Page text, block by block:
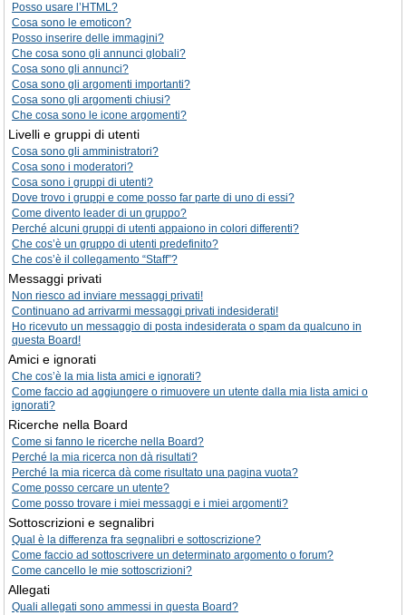
Posso usare l’HTML?
Cosa sono le emoticon?
Posso inserire delle immagini?
Che cosa sono gli annunci globali?
Cosa sono gli annunci?
Cosa sono gli argomenti importanti?
Cosa sono gli argomenti chiusi?
Che cosa sono le icone argomenti?
Livelli e gruppi di utenti
Cosa sono gli amministratori?
Cosa sono i moderatori?
Cosa sono i gruppi di utenti?
Dove trovo i gruppi e come posso far parte di uno di essi?
Come divento leader di un gruppo?
Perché alcuni gruppi di utenti appaiono in colori differenti?
Che cos’è un gruppo di utenti predefinito?
Che cos’è il collegamento “Staff”?
Messaggi privati
Non riesco ad inviare messaggi privati!
Continuano ad arrivarmi messaggi privati indesiderati!
Ho ricevuto un messaggio di posta indesiderata o spam da qualcuno in
questa Board!
Amici e ignorati
Che cos’è la mia lista amici e ignorati?
Come faccio ad aggiungere o rimuovere un utente dalla mia lista amici o
ignorati?
Ricerche nella Board
Come si fanno le ricerche nella Board?
Perché la mia ricerca non dà risultati?
Perché la mia ricerca dà come risultato una pagina vuota?
Come posso cercare un utente?
Come posso trovare i miei messaggi e i miei argomenti?
Sottoscrizioni e segnalibri
Qual è la differenza fra segnalibri e sottoscrizione?
Come faccio ad sottoscrivere un determinato argomento o forum?
Come cancello le mie sottoscrizioni?
Allegati
Quali allegati sono ammessi in questa Board?